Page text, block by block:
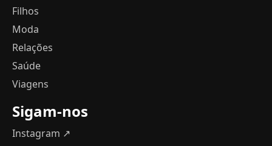
Filhos
Moda
Relações
Saúde
Viagens
Sigam-nos
Instagram ↗